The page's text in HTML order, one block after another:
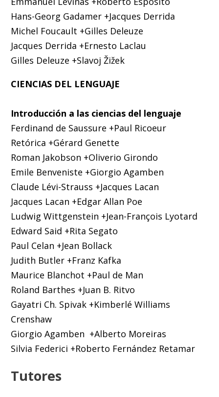
Hans-Georg Gadamer +Jacques Derrida
Michel Foucault +Gilles Deleuze
Jacques Derrida +Ernesto Laclau
Gilles Deleuze +Slavoj Žižek
CIENCIAS DEL LENGUAJE
Introducción a las ciencias del lenguaje
Ferdinand de Saussure +Paul Ricoeur
Retórica +Gérard Genette
Roman Jakobson +Oliverio Girondo
Emile Benveniste +Giorgio Agamben
Claude Lévi-Strauss +Jacques Lacan
Jacques Lacan +Edgar Allan Poe
Ludwig Wittgenstein +Jean-François Lyotard
Edward Said +Rita Segato
Paul Celan +Jean Bollack
Judith Butler +Franz Kafka
Maurice Blanchot +Paul de Man
Roland Barthes +Juan B. Ritvo
Gayatri Ch. Spivak +Kimberlé Williams
Crenshaw
Giorgio Agamben +Alberto Moreiras
Silvia Federici +Roberto Fernández Retamar
Tutores